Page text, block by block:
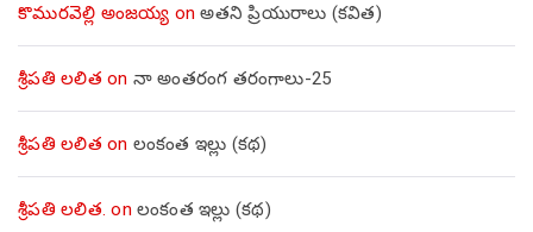
కొమురవెల్లి అంజయ్య onఅతని ప్రియురాలు (కవిత)
శ్రీపతి లలిత on నా అంతరంగ తరంగాలు-25
శ్రీపతి లలిత on లంకంత ఇల్లు (కథ)
శ్రీపతి లలిత. on లంకంత ఇల్లు (కథ)